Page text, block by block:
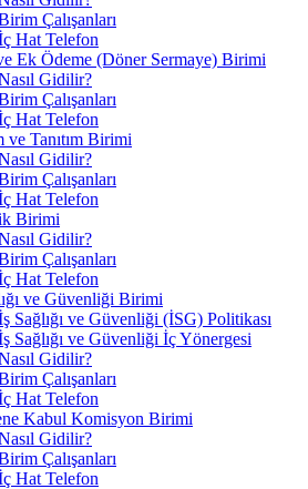
Çalışanları
Hat Telefon
Ek Ödeme (Döner Sermaye) Birimi
Gidilir?
Çalışanları
Hat Telefon
ve Tanıtım Birimi
Gidilir?
Çalışanları
Hat Telefon
Birimi
Gidilir?
Çalışanları
Hat Telefon
ve Güvenliği Birimi
Sağlığı ve Güvenliği (İSG) Politikası
Sağlığı ve Güvenliği İç Yönergesi
Gidilir?
Çalışanları
Hat Telefon
Kabul Komisyon Birimi
Gidilir?
Çalışanları
Hat Telefon